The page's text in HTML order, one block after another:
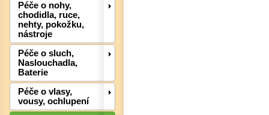
Péče o nohy,
chodidla, ruce,
nehty, pokožku,
nástroje
Péče o sluch,
Naslouchadla,
Baterie
Péče o vlasy,
vousy, ochlupení